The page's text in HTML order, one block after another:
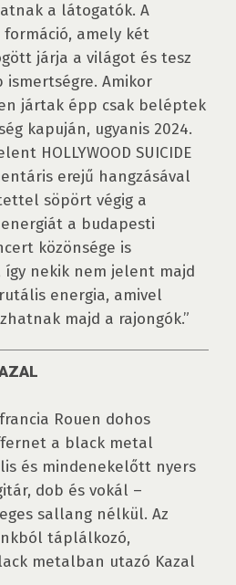
a látogatók. A
formáció, amely két
járja a világot és tesz
ismertségre. Amikor
jártak épp csak beléptek
kapuján, ugyanis 2024.
HOLLYWOOD SUICIDE
erejű hangzásával
söpört végig a
a budapesti
közönsége is
nekik nem jelent majd
energia, amivel
majd a rajongók.”
Rouen dohos
a black metal
és mindenekelőtt nyers
dob és vokál –
sallang nélkül. Az
táplálkozó,
metalban utazó Kazal